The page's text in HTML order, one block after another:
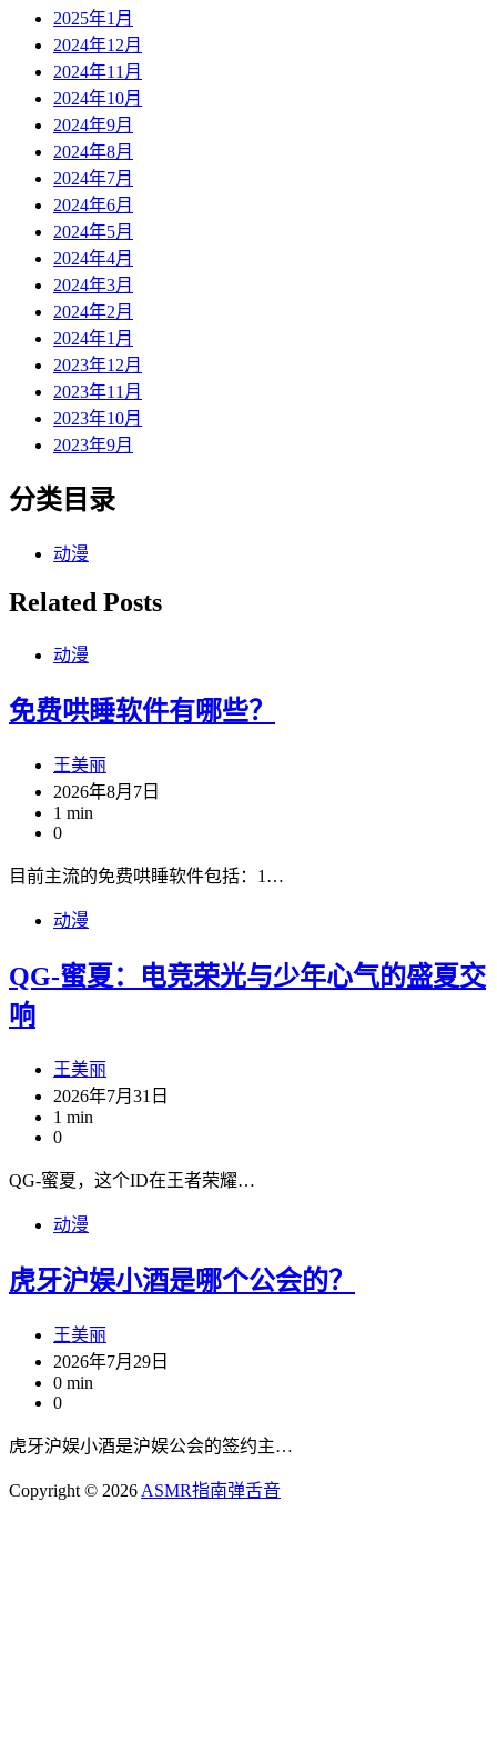
2025年1月
2024年12月
2024年11月
2024年10月
2024年9月
2024年8月
2024年7月
2024年6月
2024年5月
2024年4月
2024年3月
2024年2月
2024年1月
2023年12月
2023年11月
2023年10月
2023年9月
分类目录
动漫
Related Posts
动漫
免费哄睡软件有哪些？
王美丽
2026年8月7日
1 min
0
目前主流的免费哄睡软件包括：1…
动漫
QG-蜜夏：电竞荣光与少年心气的盛夏交
响
王美丽
2026年7月31日
1 min
0
QG-蜜夏，这个ID在王者荣耀…
动漫
虎牙沪娱小酒是哪个公会的？
王美丽
2026年7月29日
0 min
0
虎牙沪娱小酒是沪娱公会的签约主…
Copyright © 2026 ASMR指南弹舌音